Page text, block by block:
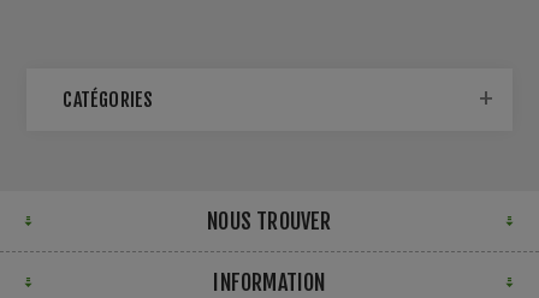
CATÉGORIES
NOUS TROUVER
INFORMATION